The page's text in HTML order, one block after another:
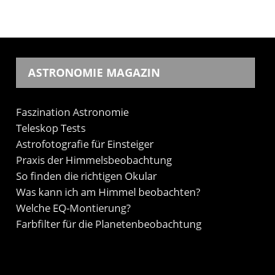
ASTRONOMIE MAGAZIN
Faszination Astronomie
Teleskop Tests
Astrofotografie für Einsteiger
Praxis der Himmelsbeobachtung
So finden die richtigen Okular
Was kann ich am Himmel beobachten?
Welche EQ-Montierung?
Farbfilter für die Planetenbeobachtung